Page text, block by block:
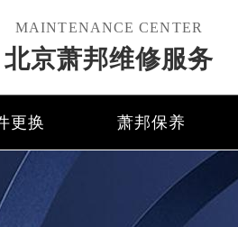
MAINTENANCE CENTER
北京萧邦维修服务
更换 萧邦保养